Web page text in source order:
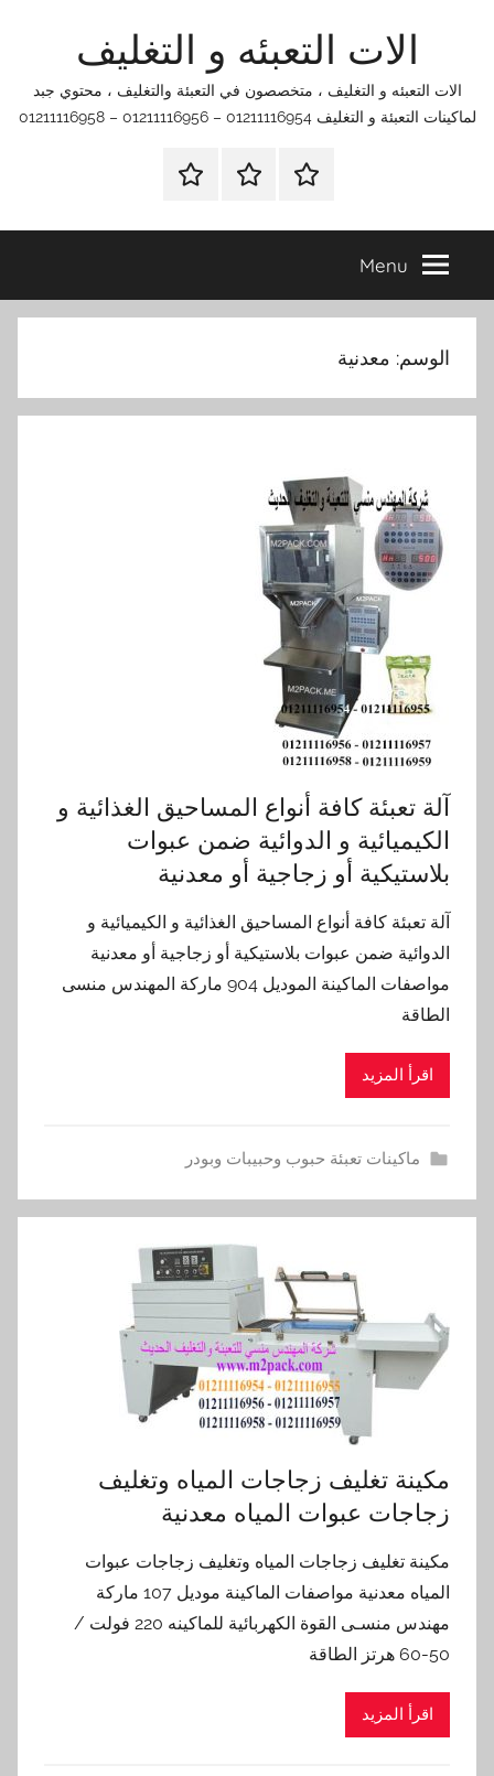
الات التعبئه و التغليف
الات التعبئه و التغليف ، متخصصون في التعبئة والتغليف ، محتوي جبد
لماكينات التعبئة و التغليف 01211116954 – 01211116956 – 01211116958
الرئيسيةاتصل
اتـصـل
في
التي
Menu
الوسم: معدنية
آلة تعبئة كافة أنواع المساحيق الغذائية و
الكيميائية و الدوائية ضمن عبوات
بلاستيكية أو زجاجية أو معدنية
آلة تعبئة كافة أنواع المساحيق الغذائية و الكيميائية و
الدوائية ضمن عبوات بلاستيكية أو زجاجية أو معدنية
مواصفات الماكينة الموديل 904 ماركة المهندس منسى
الطاقة
اقرأ المزيد
ماكينات تعبئة حبوب وحبيبات وبودر
مكينة تغليف زجاجات المياه وتغليف
زجاجات عبوات المياه معدنية
مكينة تغليف زجاجات المياه وتغليف زجاجات عبوات
المياه معدنية مواصفات الماكينة موديل 107 ماركة
مهندس منسـى القوة الكهربائية للماكينه 220 فولت /
50-60 هرتز الطاقة
اقرأ المزيد